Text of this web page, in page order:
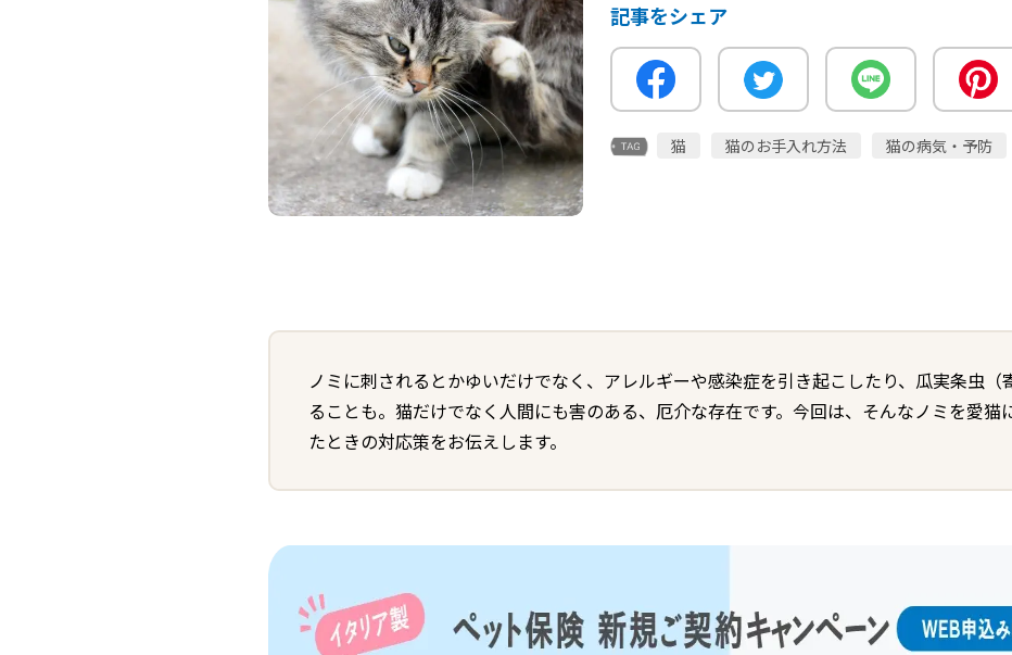
記事をシェア
猫 猫のお手入れ方法 猫の病気・予防
ノミに刺されるとかゆいだけでなく、アレルギーや感染症を引き起こしたり、瓜実条虫（
ることも。猫だけでなく人間にも害のある、厄介な存在です。今回は、そんなノミを愛猫
たときの対応策をお伝えします。